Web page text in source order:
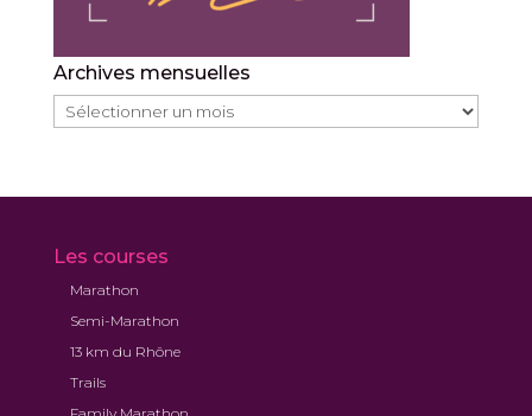
Archives mensuelles
Archives
mensuelles
Les courses
Marathon
Semi-Marathon
13 km du Rhône
Trails